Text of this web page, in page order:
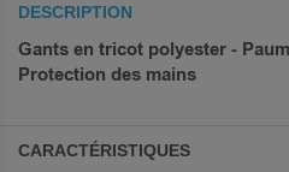
DESCRIPTION
Gants en tricot polyester -
Protection des mains
CARACTÉRISTIQUES